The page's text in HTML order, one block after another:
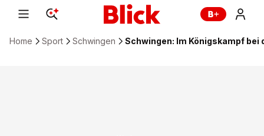
Home Sport Schwingen Schwingen: Im Königskampf bei